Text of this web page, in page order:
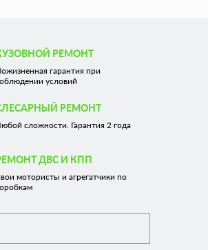
РЕМОНТ
гарантия при
условий
РЕМОНТ
сложности. Гарантия 2 года
ДВС И КПП
мотористы и агрегатчики по